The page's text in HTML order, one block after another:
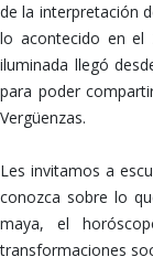
de la interpretación
lo acontecido en el
iluminada llegó
para poder
Vergüenzas.
Les invitamos a
conozca sobre lo
maya, el
transformaciones